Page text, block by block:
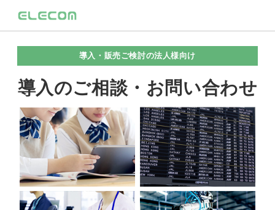
導入・販売ご検討の法人様向け
導入のご相談・お問い合わせ